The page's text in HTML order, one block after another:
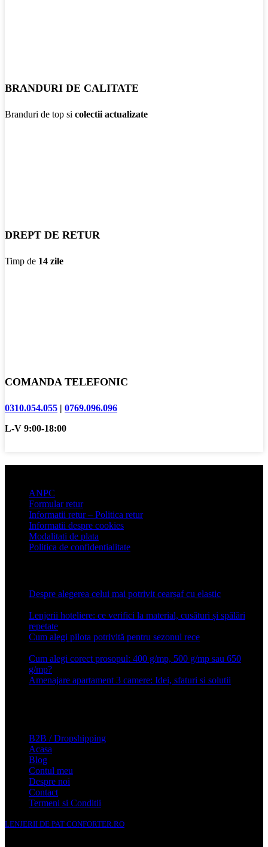
BRANDURI DE CALITATE
Branduri de top si colectii actualizate
DREPT DE RETUR
Timp de 14 zile
COMANDA TELEFONIC
0310.054.055 | 0769.096.096
L-V 9:00-18:00
ANPC
Formular retur
Informatii retur – Politica retur
Informatii despre cookies
Modalitati de plata
Politica de confidentialitate
Despre alegerea celui mai potrivit cearșaf cu elastic
Lenjerii hoteliere: ce verifici la material, cusături și spălări
repetate
Cum alegi pilota potrivită pentru sezonul rece
Cum alegi corect prosopul: 400 g/mp, 500 g/mp sau 650
g/mp?
Amenajare apartament 3 camere: Idei, sfaturi si solutii
B2B / Dropshipping
Acasa
Blog
Contul meu
Despre noi
Contact
Termeni si Conditii
LENJERII DE PAT CONFORTER.RO